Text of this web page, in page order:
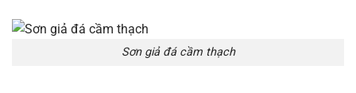
Sơn giả đá cầm thạch